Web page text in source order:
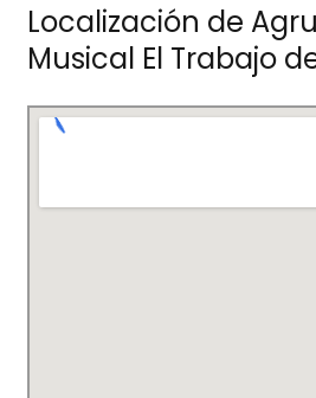
Localización de
Musical El Trabajo